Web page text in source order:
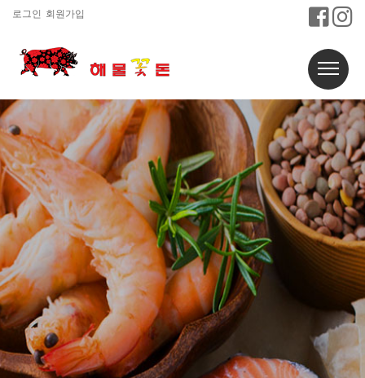
로그인 회원가입